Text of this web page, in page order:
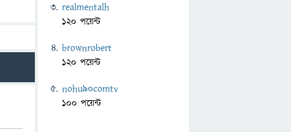
realmentalh
120 পয়েন্ট
brownrobert
120 পয়েন্ট
nohu90comtv
100 পয়েন্ট